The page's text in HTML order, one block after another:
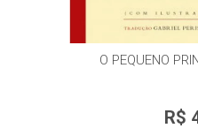
O PEQUENO
R$